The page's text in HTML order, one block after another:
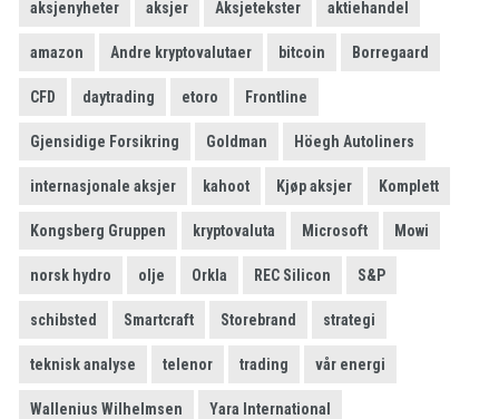
aksjenyheter aksjer Aksjetekster aktiehandel
amazon Andre kryptovalutaer bitcoin Borregaard
CFD daytrading etoro Frontline
Gjensidige Forsikring Goldman Höegh Autoliners
internasjonale aksjer kahoot Kjøp aksjer Komplett
Kongsberg Gruppen kryptovaluta Microsoft Mowi
norsk hydro olje Orkla REC Silicon S&P
schibsted Smartcraft Storebrand strategi
teknisk analyse telenor trading vår energi
Wallenius Wilhelmsen Yara International